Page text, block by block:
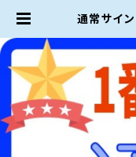
通常サイ